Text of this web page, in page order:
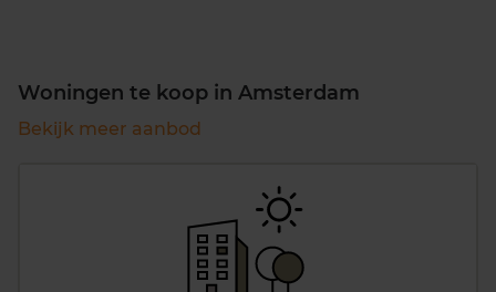
Woningen te koop in Amsterdam
Bekijk meer aanbod